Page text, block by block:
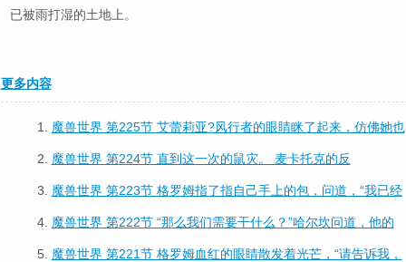
已被雨打湿的土地上。
更多内容
1. 魔兽世界 第225节 艾蕾莉亚?风行者的眼睛眯了起来，仿佛她也
2. 魔兽世界 第224节 直到这一次的鼠灾。 麦卡托克的反
3. 魔兽世界 第223节 格罗姆指了指自己手上的包，问道，“我已经
4. 魔兽世界 第222节 “那么我们需要干什么？”哈尔坎问道，他的
5. 魔兽世界 第221节 格罗姆血红的眼睛散发着光芒，“请告诉我，